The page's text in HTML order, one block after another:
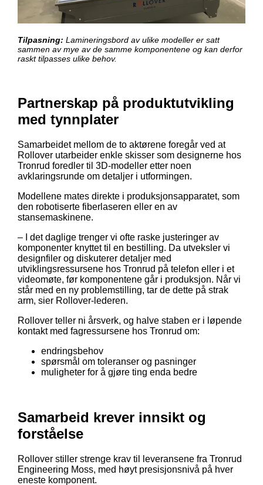
Tilpasning: Lamineringsbord av ulike modeller er satt
sammen av mye av de samme komponentene og kan derfor
raskt tilpasses ulike behov.
Partnerskap på produktutvikling
med tynnplater
Samarbeidet mellom de to aktørene foregår ved at
Rollover utarbeider enkle skisser som designerne hos
Tronrud foredler til 3D-modeller etter noen
avklaringsrunde om detaljer i utformingen.
Modellene mates direkte i produksjonsapparatet, som
den robotiserte fiberlaseren eller en av
stansemaskinene.
– I det daglige trenger vi ofte raske justeringer av
komponenter knyttet til en bestilling. Da utveksler vi
designfiler og diskuterer detaljer med
utviklingsressursene hos Tronrud på telefon eller i et
videomøte, før komponentene går i produksjon. Når vi
står med en ny problemstilling, tar de dette på strak
arm, sier Rollover-lederen.
Rollover teller ni årsverk, og halve staben er i løpende
kontakt med fagressursene hos Tronrud om:
endringsbehov
spørsmål om toleranser og pasninger
muligheter for å gjøre ting enda bedre
Samarbeid krever innsikt og
forståelse
Rollover stiller strenge krav til leveransene fra Tronrud
Engineering Moss, med høyt presisjonsnivå på hver
eneste komponent.